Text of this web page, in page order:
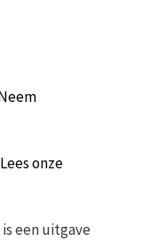
Lees onze
een uitgave